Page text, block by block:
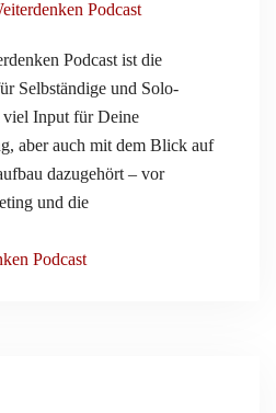
Podcast ist die
Selbständige und Solo-
Input für Deine
, aber auch mit dem Blick auf
dazugehört – vor
und die
Podcast